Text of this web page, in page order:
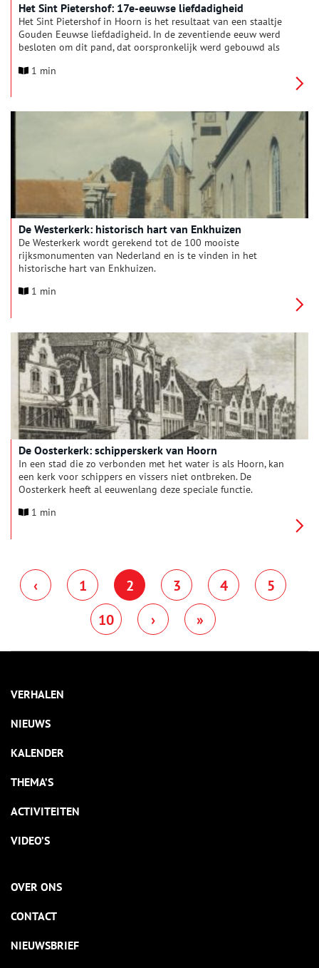
Het Sint Pietershof: 17e-eeuwse liefdadigheid
Het Sint Pietershof in Hoorn is het resultaat van een staaltje
Gouden Eeuwse liefdadigheid. In de zeventiende eeuw werd
besloten om dit pand, dat oorspronkelijk werd gebouwd als
een tucht- of werkhuis voor bedelaars en krankzinnigen.
1 min
De Westerkerk: historisch hart van Enkhuizen
De Westerkerk wordt gerekend tot de 100 mooiste
rijksmonumenten van Nederland en is te vinden in het
historische hart van Enkhuizen.
1 min
De Oosterkerk: schipperskerk van Hoorn
In een stad die zo verbonden met het water is als Hoorn, kan
een kerk voor schippers en vissers niet ontbreken. De
Oosterkerk heeft al eeuwenlang deze speciale functie.
1 min
‹ 1 2 3 4
5
10
› »
VERHALEN
NIEUWS
KALENDER
THEMA’S
ACTIVITEITEN
VIDEO’S
OVER ONS
CONTACT
NIEUWSBRIEF